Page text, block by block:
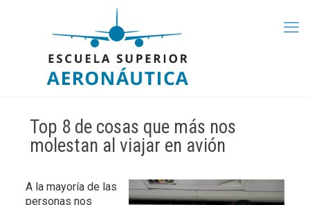
Top 8 de cosas que más nos
molestan al viajar en avión
A la mayoría de las
personas nos